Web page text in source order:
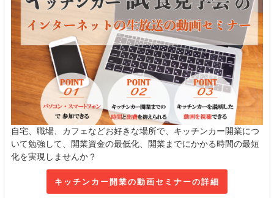
自宅、職場、カフェなどお好きな場所で、キッチンカー開業につ
いて勉強して、開業資金の最低化、開業までにかかる時間の最短
化を実現しませんか？
キッチンカー開業の動画セミナーの詳細